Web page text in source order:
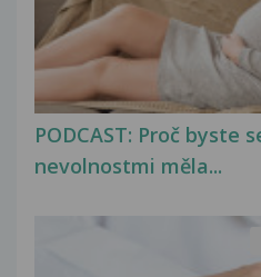
PODCAST: Proč byste
nevolnostmi měla...